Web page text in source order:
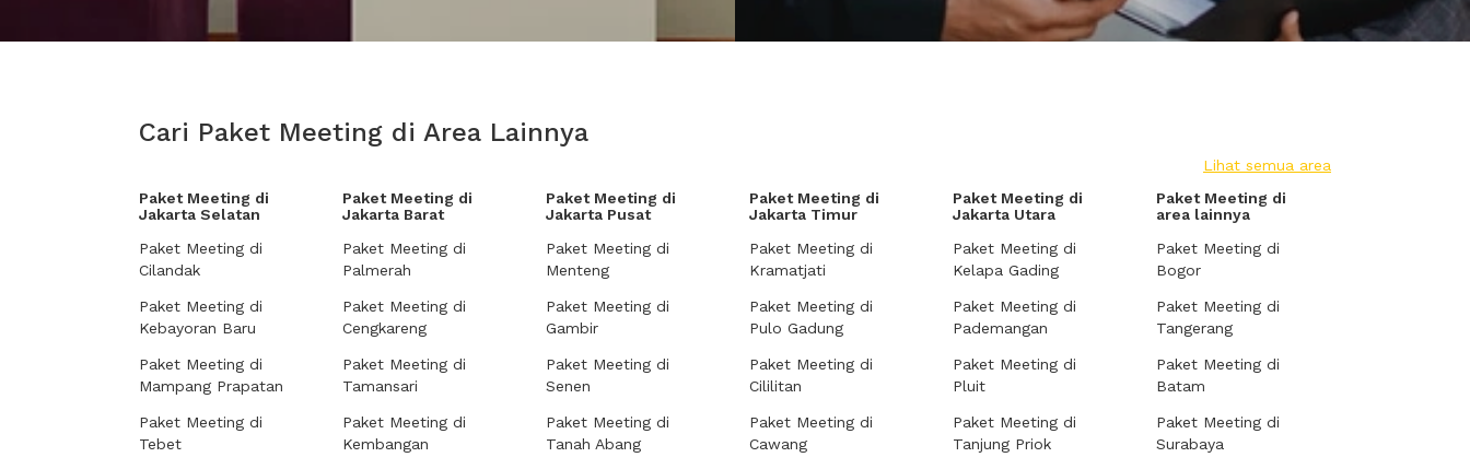
Cari Paket Meeting di Area Lainnya
Lihat semua area
Paket Meeting di
Jakarta Selatan
Paket Meeting di
Cilandak
Paket Meeting di
Kebayoran Baru
Paket Meeting di
Mampang Prapatan
Paket Meeting di
Tebet
Paket Meeting di
Jakarta Barat
Paket Meeting di
Palmerah
Paket Meeting di
Cengkareng
Paket Meeting di
Tamansari
Paket Meeting di
Kembangan
Paket Meeting di
Jakarta Pusat
Paket Meeting di
Menteng
Paket Meeting di
Gambir
Paket Meeting di
Senen
Paket Meeting di
Tanah Abang
Paket Meeting di
Jakarta Timur
Paket Meeting di
Kramatjati
Paket Meeting di
Pulo Gadung
Paket Meeting di
Cililitan
Paket Meeting di
Cawang
Paket Meeting di
Jakarta Utara
Paket Meeting di
Kelapa Gading
Paket Meeting di
Pademangan
Paket Meeting di
Pluit
Paket Meeting di
Tanjung Priok
Paket Meeting di
area lainnya
Paket Meeting di
Bogor
Paket Meeting di
Tangerang
Paket Meeting di
Batam
Paket Meeting di
Surabaya